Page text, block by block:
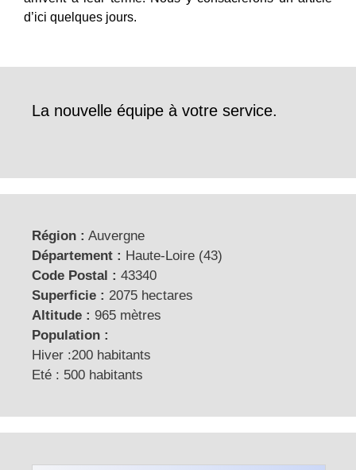
d’ici quelques jours.
La nouvelle équipe à votre service.
Région : Auvergne
Département : Haute-Loire (43)
Code Postal : 43340
Superficie : 2075 hectares
Altitude : 965 mètres
Population :
Hiver :200 habitants
Eté : 500 habitants